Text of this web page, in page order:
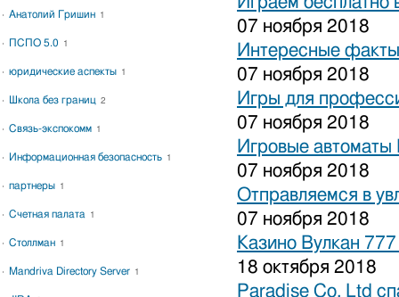
07 ноября 2018
Интересные
07 ноября 2018
Игры для
07 ноября 2018
Игровые автоматы
07 ноября 2018
Отправляемся в
07 ноября 2018
Казино Вулкан
18 октября 2018
Paradise Co. Ltd
Анатолий Гришин 1
ПСПО 5.0 1
юридические аспекты 1
Школа без границ 2
Связь-экспокомм 1
Информационная безопасность 1
партнеры 1
Счетная палата 1
Столлман 1
Mandriva Directory Server 1